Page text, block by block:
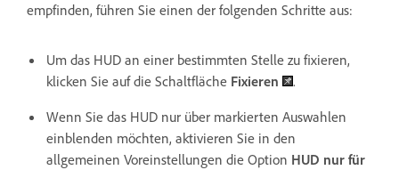
empfinden, führen Sie einen der folgenden Schritte aus:
Um das HUD an einer bestimmten Stelle zu fixieren,
klicken Sie auf die Schaltfläche Fixieren
.
Wenn Sie das HUD nur über markierten Auswahlen
einblenden möchten, aktivieren Sie in den
allgemeinen Voreinstellungen die Option HUD nur für